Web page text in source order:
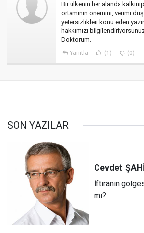
Bir ülkenin her alanda
ortamının önemini, verimi
yetersizlikleri konu eden
hakkımızı
Doktorum.
Yanıtla (1) (0)
SON YAZILAR
Cevdet
İftiranın
mı?